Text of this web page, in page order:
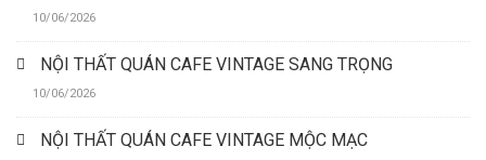
10/06/2026
NỘI THẤT QUÁN CAFE VINTAGE SANG TRỌNG
10/06/2026
NỘI THẤT QUÁN CAFE VINTAGE MỘC MẠC